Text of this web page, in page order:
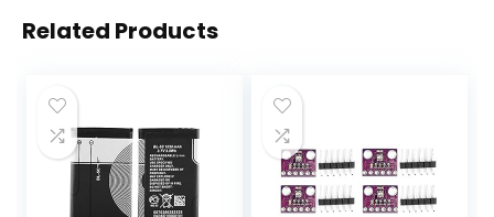
Related Products